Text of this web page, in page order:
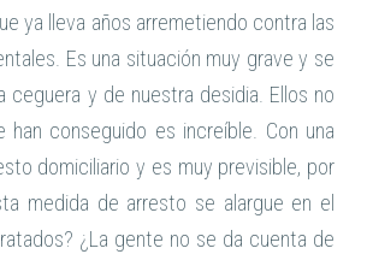
ya lleva años arremetiendo contra las
Es una situación muy grave y se
y de nuestra desidia. Ellos no
conseguido es increíble. Con una
domiciliario y es muy previsible, por
medida de arresto se alargue en el
¿La gente no se da cuenta de